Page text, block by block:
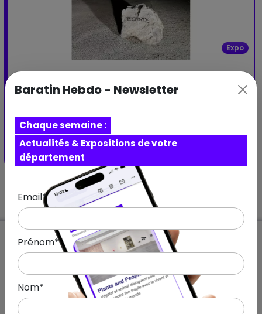
Expo
Dérives
Dérives : installation immersive mêlant photographie
Urban Gallery
MARSEILLE - Provence-Alpes-Côte d'Azur
13 mai 2025 – 30 juin 2025
Abonnnez-vous à notre Newsletter
Baratin Hebdo - Newsletter
Chaque semaine :
Actualités & Expositions de votre
département
Email*
Prénom*
Nom*